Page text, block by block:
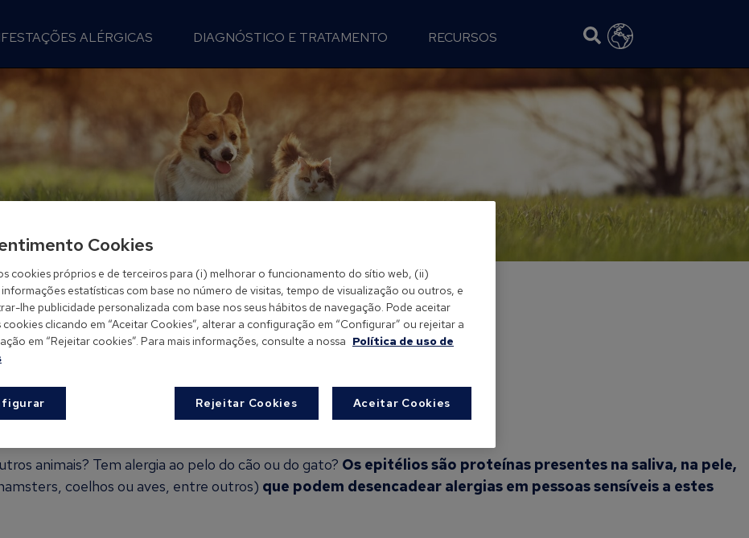
ALÉRGICAS DIAGNÓSTICO E TRATAMENTO RECURSOS
tratamento
animais? Tem alergia ao pelo do cão ou do gato? Os epitélios são proteínas presentes na saliva, na pele,
coelhos ou aves, entre outros) que podem desencadear alergias em pessoas sensíveis a estes
Cookies
cookies próprios e de terceiros para (i) melhorar o funcionamento do sítio web, (ii)
estatísticas com base no número de visitas, tempo de visualização ou outros, e
lhe publicidade personalizada com base nos seus hábitos de navegação. Pode aceitar
clicando em “Aceitar Cookies”, alterar a configuração em “Configurar” ou rejeitar a
em “Rejeitar cookies”. Para mais informações, consulte a nossa Política de uso de
Rejeitar Cookies Aceitar Cookies